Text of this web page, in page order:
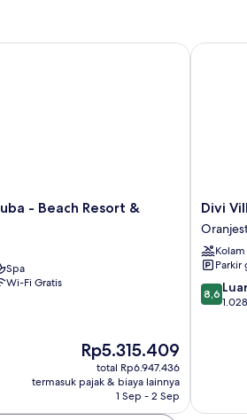
- Beach Resort &
Spa
Wi-Fi Gratis
Harga
sekarang
Rp5.315.409
Rp5.315.409
total Rp6.947.436
termasuk pajak & biaya lainnya
1 Sep - 2 Sep
- Beach Resort & Casino by IHG
Divi
Village
Golf
&
Beach
Resort
Divi
Parkir
8.6
dari
8,6
Divi